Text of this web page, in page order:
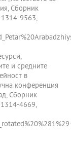
Сборник
1314-9563,
и средните
в
конференция
Сборник
4669,